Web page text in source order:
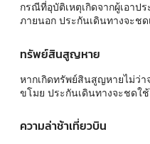
กรณีที่อุบัติเหตุเกิดจากผู้เอาป
ภายนอก ประกันเดินทางจะช
ทรัพย์สินสูญหาย
หากเกิดทรัพย์สินสูญหายไม่ว่า
ขโมย ประกันเดินทางจะชดใ
ความล่าช้าเที่ยวบิน